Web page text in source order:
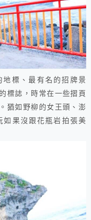
標、最有名的招牌景
標誌，時常在一些摺頁
猶如野柳的女王頭、澎
如果沒跟花瓶岩拍張美